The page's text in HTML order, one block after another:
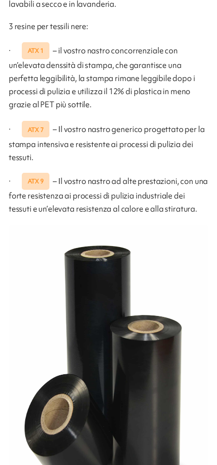
lavabili a secco e in lavanderia.
3 resine per tessili nere:
· ATX 1
– il vostro nastro concorrenziale con
un’elevata denssità di stampa, che garantisce una
perfetta leggibilità, la stampa rimane leggibile dopo i
processi di pulizia e utilizza il 12% di plastica in meno
grazie al PET più sottile.
· ATX 7
– Il vostro nastro generico progettato per la
stampa intensiva e resistente ai processi di pulizia dei
tessuti.
· ATX 9
– Il vostro nastro ad alte prestazioni, con una
forte resistenza ai processi di pulizia industriale dei
tessuti e un’elevata resistenza al calore e alla stiratura.